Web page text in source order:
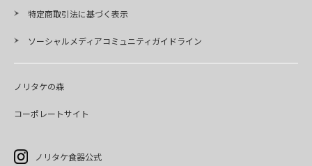
特定商取引法に基づく表示
ソーシャルメディアコミュニティガイドライン
ノリタケの森
コーポレートサイト
ノリタケ食器公式